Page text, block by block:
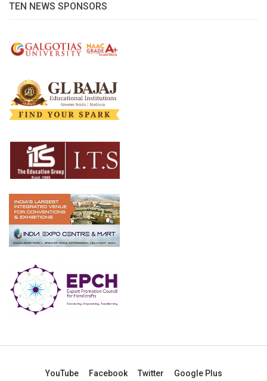
TEN NEWS SPONSORS
YouTube Facebook Twitter Google Plus